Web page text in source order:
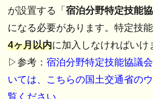
が設置する「宿泊分野特定技能
になる必要があります。特定技
4ヶ月以内に加入しなければいけ
▷参考： 宿泊分野特定技能協議
いては、こちらの国土交通省の
覧ください。